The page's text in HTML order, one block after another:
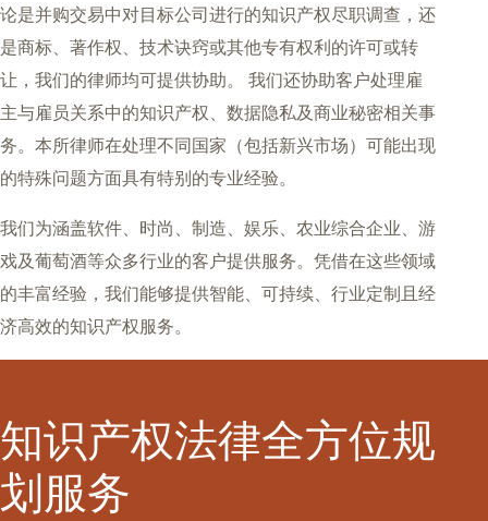
论是并购交易中对目标公司进行的知识产权尽职调查，还
是商标、著作权、技术诀窍或其他专有权利的许可或转
让，我们的律师均可提供协助。 我们还协助客户处理雇
主与雇员关系中的知识产权、数据隐私及商业秘密相关事
务。本所律师在处理不同国家（包括新兴市场）可能出现
的特殊问题方面具有特别的专业经验。
我们为涵盖软件、时尚、制造、娱乐、农业综合企业、游
戏及葡萄酒等众多行业的客户提供服务。凭借在这些领域
的丰富经验，我们能够提供智能、可持续、行业定制且经
济高效的知识产权服务。
知识产权法律全方位规
划服务